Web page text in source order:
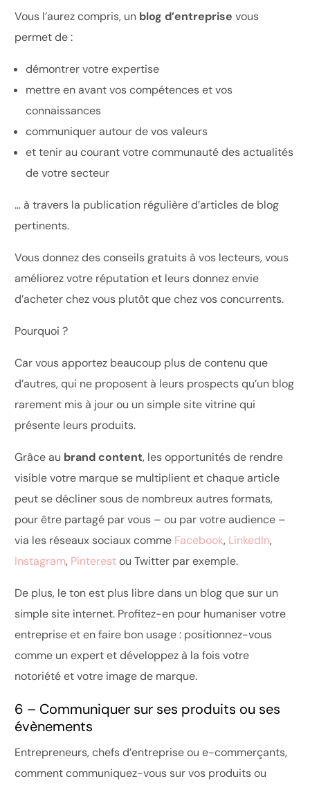
Vous l’aurez compris, un blog d’entreprise vous
permet de :
démontrer votre expertise
mettre en avant vos compétences et vos
connaissances
communiquer autour de vos valeurs
et tenir au courant votre communauté des actualités
de votre secteur
… à travers la publication régulière d’articles de blog
pertinents.
Vous donnez des conseils gratuits à vos lecteurs, vous
améliorez votre réputation et leurs donnez envie
d’acheter chez vous plutôt que chez vos concurrents.
Pourquoi ?
Car vous apportez beaucoup plus de contenu que
d’autres, qui ne proposent à leurs prospects qu’un blog
rarement mis à jour ou un simple site vitrine qui
présente leurs produits.
Grâce au brand content, les opportunités de rendre
visible votre marque se multiplient et chaque article
peut se décliner sous de nombreux autres formats,
pour être partagé par vous – ou par votre audience –
via les réseaux sociaux comme Facebook, LinkedIn,
Instagram, Pinterestou Twitter par exemple.
De plus, le ton est plus libre dans un blog que sur un
simple site internet. Profitez-en pour humaniser votre
entreprise et en faire bon usage : positionnez-vous
comme un expert et développez à la fois votre
notoriété et votre image de marque.
6 – Communiquer sur ses produits ou ses
évènements
Entrepreneurs, chefs d’entreprise ou e-commerçants,
comment communiquez-vous sur vos produits ou